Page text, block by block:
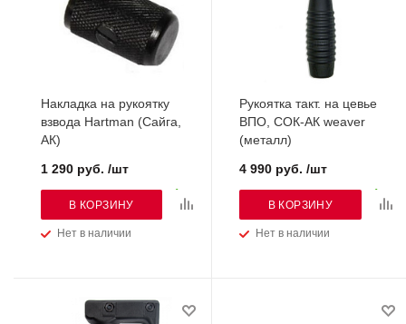
Накладка на рукоятку
взвода Hartman (Сайга,
АК)
Нет в наличии
1 290 руб. /шт
В КОРЗИНУ
Рукоятка такт. на цевье
ВПО, СОК-АК weaver
(металл)
Нет в наличии
4 990 руб. /шт
В КОРЗИНУ